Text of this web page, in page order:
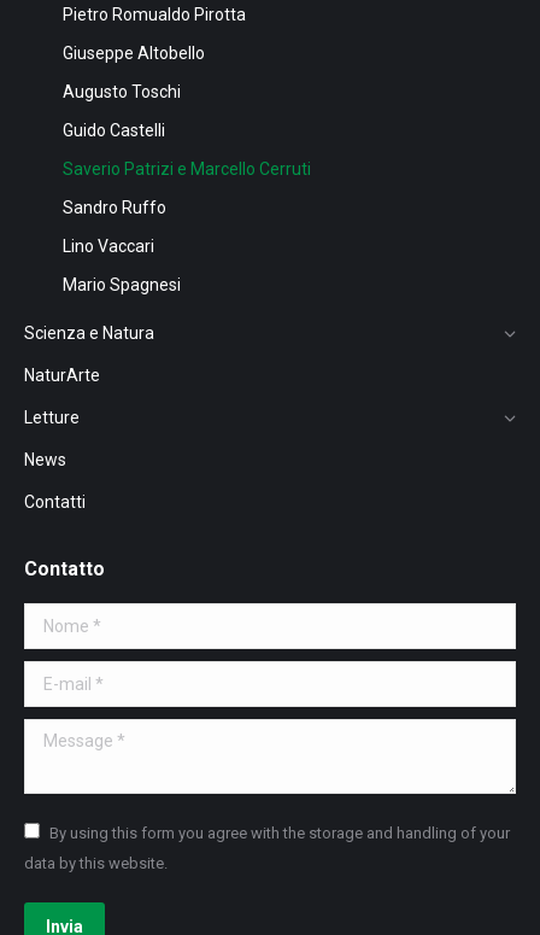
Pietro Romualdo Pirotta
Giuseppe Altobello
Augusto Toschi
Guido Castelli
Saverio Patrizi e Marcello Cerruti
Sandro Ruffo
Lino Vaccari
Mario Spagnesi
Scienza e Natura
NaturArte
Letture
News
Contatti
Contatto
Nome *
E-mail *
Message *
By using this form you agree with the storage and handling of your
data by this website.
Invia